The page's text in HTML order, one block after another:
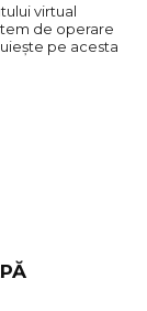
virtual
de operare
pe acesta